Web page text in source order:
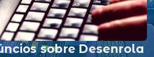
sobre Desenrola